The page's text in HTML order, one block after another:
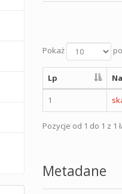
Pokaż
Lp
1
Pozycje od 1 do 1 z 1
Metadane